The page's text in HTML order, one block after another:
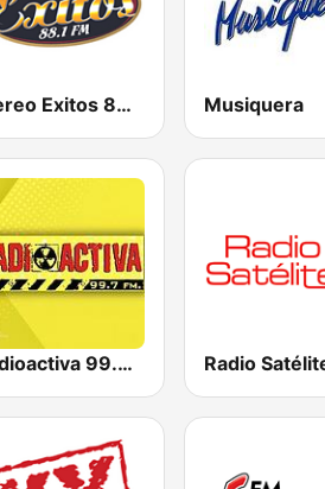
Stereo Exitos 88.1 FM Musiquera
Radioactiva 99.7 FM Radio